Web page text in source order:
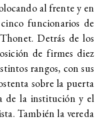
al frente y en
funcionarios de
Detrás de los
de firmes diez
rangos, con sus
sobre la puerta
de la institución y el
También la vereda